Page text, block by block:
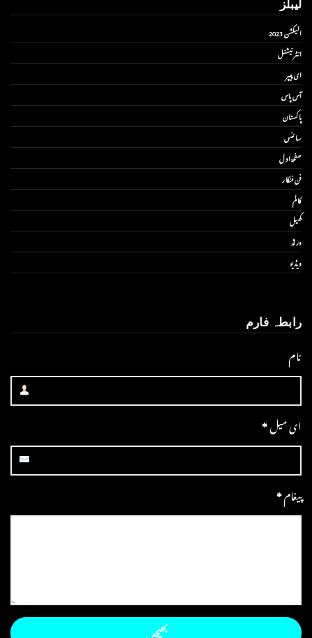
لیبلز
الیکشن 2023
انٹر نیشنل
ای پیپر
آس پاس
پاکستان
سائنس
صفحۂ اول
فن فنکار
کالم
کھیل
ورلڈ
ویڈیو
رابطہ فارم
نام
ای میل*
پیغام*